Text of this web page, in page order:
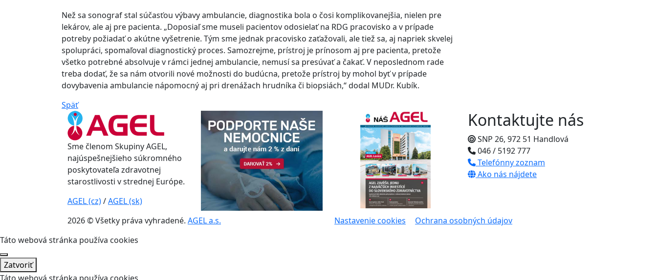
Než sa sonograf stal súčasťou výbavy ambulancie, diagnostika bola o čosi komplikovanejšia, nielen pre
lekárov, ale aj pre pacienta. „Doposiaľ sme museli pacientov odosielať na RDG pracovisko a v prípade
potreby požiadať o akútne vyšetrenie. Tým sme jednak pracovisko zaťažovali, ale tiež sa, aj napriek skvelej
spolupráci, spomaľoval diagnostický proces. Samozrejme, prístroj je prínosom aj pre pacienta, pretože
všetko potrebné absolvuje v rámci jednej ambulancie, nemusí sa presúvať a čakať. V neposlednom rade
treba dodať, že sa nám otvorili nové možnosti do budúcna, pretože prístroj by mohol byť v prípade
dovybavenia ambulancie nápomocný aj pri drenážach hrudníka či biopsiách,“ dodal MUDr. Kubík.
Späť
Sme členom Skupiny AGEL,
najúspešnejšieho súkromného
poskytovateľa zdravotnej
starostlivosti v strednej Európe.
AGEL (cz)/AGEL (sk)
Kontaktujte nás
SNP 26, 972 51 Handlová
046 / 5192 777
Telefónny zoznam
Ako nás nájdete
2026 © Všetky práva vyhradené. AGEL a.s. Nastavenie cookies
Ochrana osobných údajov
Táto webová stránka používa cookies
Zatvoriť